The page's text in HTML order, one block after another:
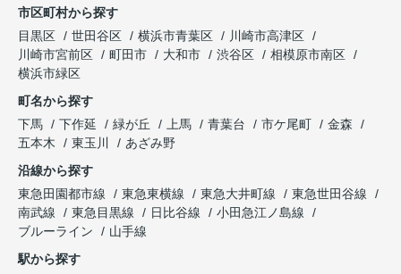
市区町村から探す
目黒区
世田谷区 横浜市青葉区
川崎市高津区
川崎市宮前区
町田市 大和市 渋谷区
相模原市南区
横浜市緑区
町名から探す
下馬
下作延 緑が丘 上馬 青葉台 市ケ尾町
金森
五本木
東玉川
あざみ野
沿線から探す
東急田園都市線
東急東横線 東急大井町線
東急世田谷線
南武線
東急目黒線 日比谷線
小田急江ノ島線
ブルーライン
山手線
駅から探す